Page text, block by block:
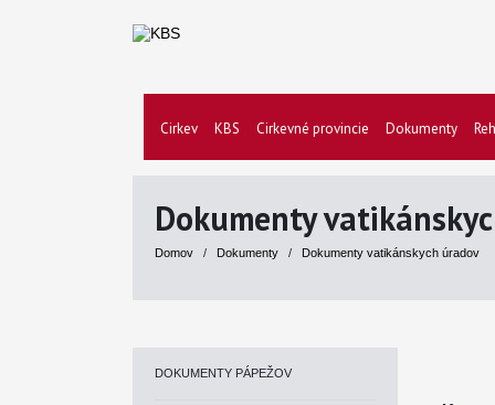
Cirkev KBS Cirkevné provincie Dokumenty
Dokumenty
Domov / Dokumenty / Dokumenty vatikánskych úradov
DOKUMENTY PÁPEŽOV